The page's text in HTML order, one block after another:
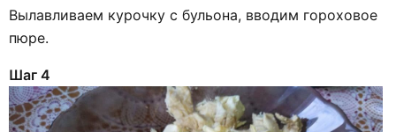
Вылавливаем курочку с бульона, вводим гороховое
пюре.
Шаг 4